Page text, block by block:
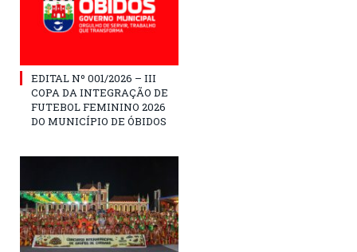
EDITAL Nº 001/2026 – III
COPA DA INTEGRAÇÃO DE
FUTEBOL FEMININO 2026
DO MUNICÍPIO DE ÓBIDOS